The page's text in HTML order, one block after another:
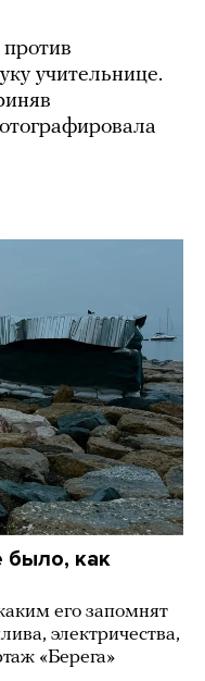
учительнице.
было, как
его запомнят
электричества,
«Берега»